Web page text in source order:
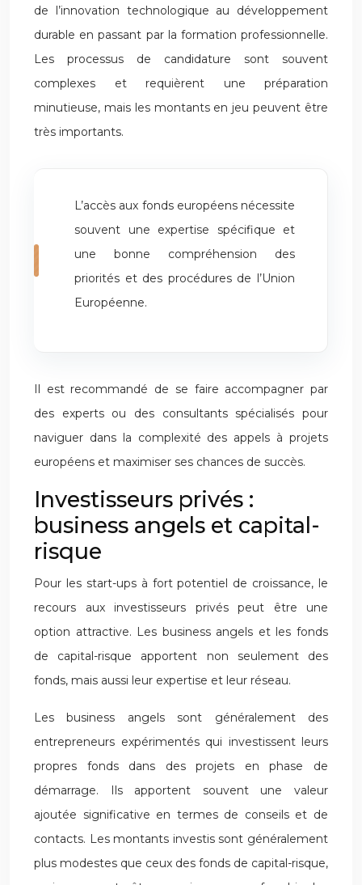
de l’innovation technologique au développement
durable en passant par la formation professionnelle.
Les processus de candidature sont souvent
complexes et requièrent une préparation
minutieuse, mais les montants en jeu peuvent être
très importants.
L’accès aux fonds européens nécessite
souvent une expertise spécifique et
une bonne compréhension des
priorités et des procédures de l’Union
Européenne.
Il est recommandé de se faire accompagner par
des experts ou des consultants spécialisés pour
naviguer dans la complexité des appels à projets
européens et maximiser ses chances de succès.
Investisseurs privés :
business angels et capital-
risque
Pour les start-ups à fort potentiel de croissance, le
recours aux investisseurs privés peut être une
option attractive. Les business angels et les fonds
de capital-risque apportent non seulement des
fonds, mais aussi leur expertise et leur réseau.
Les business angels sont généralement des
entrepreneurs expérimentés qui investissent leurs
propres fonds dans des projets en phase de
démarrage. Ils apportent souvent une valeur
ajoutée significative en termes de conseils et de
contacts. Les montants investis sont généralement
plus modestes que ceux des fonds de capital-risque,